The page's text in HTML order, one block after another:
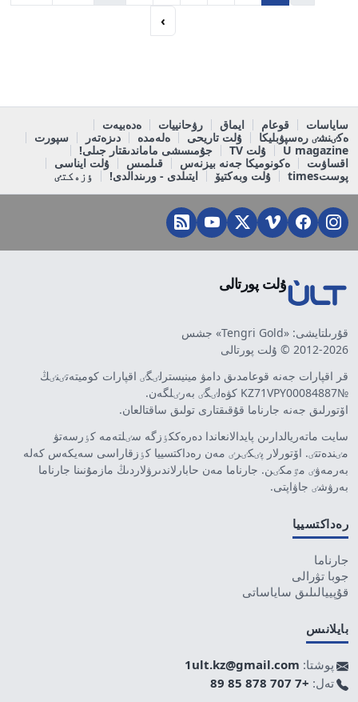
›
ساياسات قوعام ايماق رۋحانييات
ەدەبيەت
ەكٸنشٸ رەسپۋبليكا
ۇلت تاريحى ەلەمدە دىزەتەر
سپورت
U magazine
ۇلت TV
جۇمىسشى ماماندىقتار جىلى!
اقساۋىت
ەكونوميكا جەنە بيزنەس قىلمىس
ۇلت ايناسى
پوستtimes
ۇلت وبەكتيۆ ايتىلدى - ورىندالدى! ٶزەكتٸ
ۇلت پورتالى
قۇرىلتايشى: «Tengri Gold» جشس
2012-2026 © ۇلت پورتالى
قر اقپارات جەنە قوعامدىق دامۋ مينيسترلٸگٸ اقپارات كوميتەتٸنٸڭ
№KZ71VPY00084887 كۋەلٸگٸ بەرٸلگەن.
اۆتورلىق جەنە جارناما قۇقىقتارى تولىق ساقتالعان.
سايت ماتەريالدارىن پايدالانعاندا دەرەككٶزگە سٸلتەمە كٶرسەتۋ
مٸندەتتٸ. اۆتورلار پٸكٸرٸ مەن رەداكتسييا كٶزقاراسى سەيكەس كەلە
بەرمەۋٸ مٷمكٸن. جارناما مەن حابارلاندىرۋلاردىڭ مازمۇنىنا جارناما
بەرۋشٸ جاۋاپتى.
رەداكتسييا
جارناما
جوبا تۋرالى
قۇپييالىلىق ساياساتى
بايلانىس
پوشتا: 1ult.kz@gmail.com
تەل: +7 707 878 85 89